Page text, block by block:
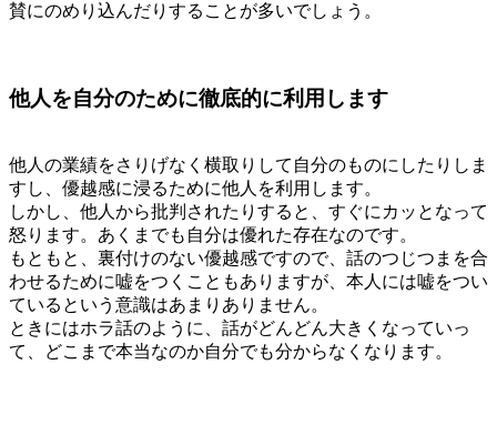
賛にのめり込んだりすることが多いでしょう。
他人を自分のために徹底的に利用します
他人の業績をさりげなく横取りして自分のものにしたりしま
すし、優越感に浸るために他人を利用します。
しかし、他人から批判されたりすると、すぐにカッとなって
怒ります。あくまでも自分は優れた存在なのです。
もともと、裏付けのない優越感ですので、話のつじつまを合
わせるために嘘をつくこともありますが、本人には嘘をつい
ているという意識はあまりありません。
ときにはホラ話のように、話がどんどん大きくなっていっ
て、どこまで本当なのか自分でも分からなくなります。